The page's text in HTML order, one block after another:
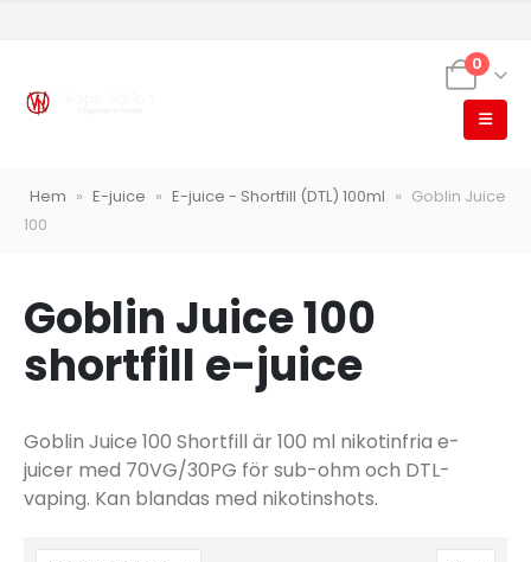
0
Hem » E-juice » E-juice - Shortfill (DTL) 100ml » Goblin Juice
100
Goblin Juice 100
shortfill e-juice
Goblin Juice 100 Shortfill är 100 ml nikotinfria e-
juicer med 70VG/30PG för sub-ohm och DTL-
vaping. Kan blandas med nikotinshots.
VapeNation
Leverans & frakt